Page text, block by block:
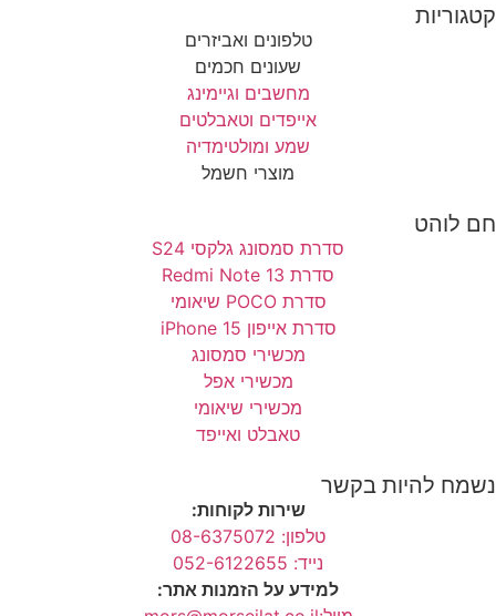
קטגוריות
טלפונים ואביזרים
שעונים חכמים
מחשבים וגיימינג
אייפדים וטאבלטים
שמע ומולטימדיה
מוצרי חשמל
חם לוהט
סדרת סמסונג גלקסי S24
סדרת Redmi Note 13
סדרת POCO שיאומי
סדרת אייפון 15 iPhone
מכשירי סמסונג
מכשירי אפל
מכשירי שיאומי
טאבלט ואייפד
נשמח להיות בקשר
שירות לקוחות:
טלפון: 08-6375072
נייד: 052-6122655
למידע על הזמנות אתר: